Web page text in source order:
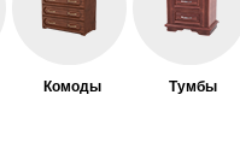
Комоды Тумбы